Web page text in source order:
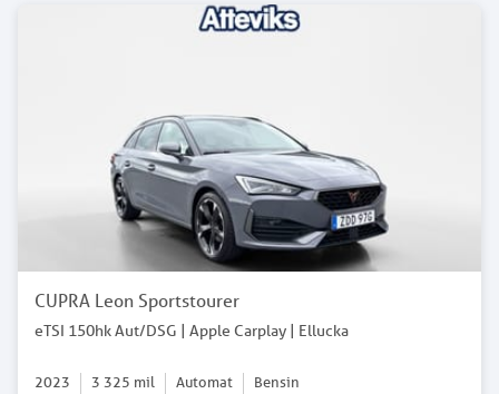
CUPRA Leon Sportstourer
eTSI 150hk Aut/DSG | Apple Carplay | Ellucka
2023 3 325 mil Automat Bensin